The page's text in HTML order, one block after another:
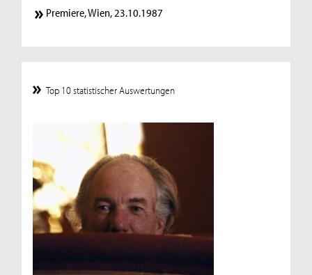
Premiere, Wien, 23.10.1987
Top 10 statistischer Auswertungen